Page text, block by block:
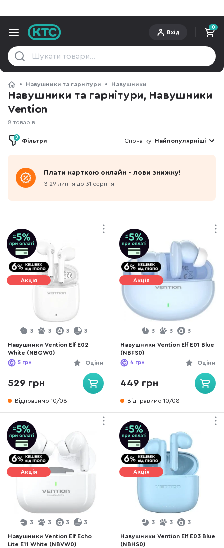
Вхід
0
Навушники та гарнітури Навушники
Плати карткою онлайн - лови знижку!
З 29 липня до 31 серпня
Навушники та гарнітури, Навушники
Vention
8 товарів
Фільтри
2 Спочатку: Найпопулярніші
Акція
3 3 3 3
Навушники Vention Elf E02
White (NBGW0)
Оціни
5 грн
529 грн
Відправимо 10/08
Акція
3 3 3
Навушники Vention Elf E01 Blue
(NBFS0)
Оціни
4 грн
449 грн
Відправимо 10/08
Акція
3 3 3 3
Навушники Vention Elf Echo
Lite E11 White (NBVW0)
Акція
3 3 3
Навушники Vention Elf E03 Blue
(NBHS0)